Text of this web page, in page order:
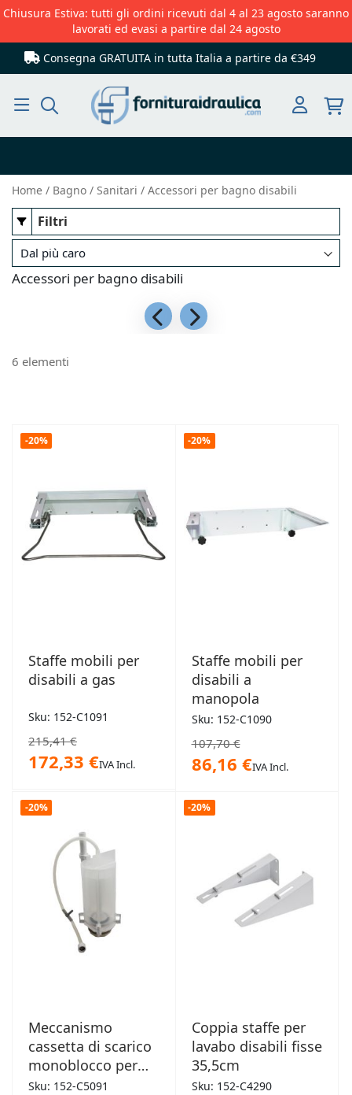
Chiusura Estiva: tutti gli ordini ricevuti dal 4 al 23 agosto saranno
lavorati ed evasi a partire dal 24 agosto
Consegna GRATUITA in tutta Italia a partire da €349
Home Bagno Sanitari Accessori per bagno disabili
Accessori per bagno disabili
6 elementi
-20%
Staffe mobili per
disabili a gas
Sku: 152-C1091
215,41 €
172,33 €IVA Incl.
-20%
Staffe mobili per
disabili a
manopola
Sku: 152-C1090
107,70 €
86,16 €IVA Incl.
-20%
Meccanismo
cassetta di scarico
monoblocco per
disabili
Sku: 152-C5091
-20%
Coppia staffe per
lavabo disabili fisse
35,5cm
Sku: 152-C4290
Filtri